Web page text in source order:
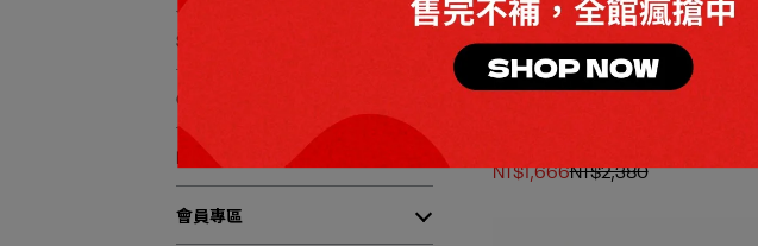
SPORTS
CLASSIC
NEWS
會員專區
全館滿2000折$200 / 全館滿4000折
NT$1,666NT$2,380